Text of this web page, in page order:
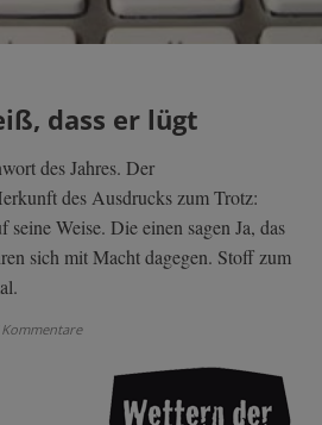
dass er lügt
des Jahres. Der
des Ausdrucks zum Trotz:
seine Weise. Die einen sagen Ja, das
sich mit Macht dagegen. Stoff zum